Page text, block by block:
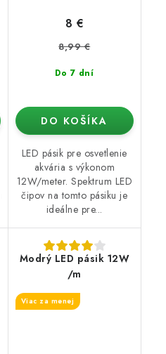
Do 7 dní
8 €
8,99 €
DO KOŠÍKA
LED pásik pre osvetlenie
akvária s výkonom
12W/meter. Spektrum LED
čipov na tomto pásiku je
ideálne pre...
Modrý LED pásik 12W
/m
Viac za menej